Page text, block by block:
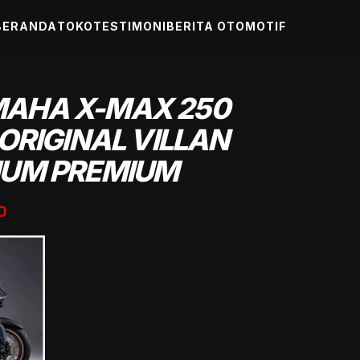
TOKOTESTIMONIBERITA OTOMOTIF
X-MAX 250
VILLAN
PREMIUM
price